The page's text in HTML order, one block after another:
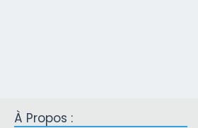
À Propos :